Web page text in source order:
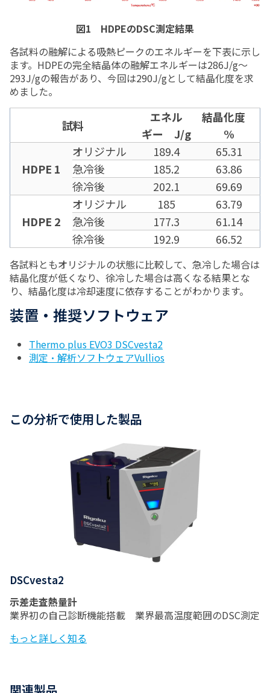
図1 HDPEのDSC測定結果
各試料の融解による吸熱ピークのエネルギーを下表に示し
ます。HDPEの完全結晶体の融解エネルギーは286J/g～
293J/gの報告があり、今回は290J/gとして結晶化度を求
めました。
試料
エネル
ギー J/g
結晶化度
%
HDPE 1
オリジナル 189.4
65.31
急冷後
185.2
63.86
徐冷後
202.1 69.69
HDPE 2
オリジナル 185
63.79
急冷後
177.3
61.14
徐冷後
192.9 66.52
各試料ともオリジナルの状態に比較して、急冷した場合は
結晶化度が低くなり、徐冷した場合は高くなる結果とな
り、結晶化度は冷却速度に依存することがわかります。
装置・推奨ソフトウェア
Thermo plus EVO3 DSCvesta2
測定・解析ソフトウェアVullios
この分析で使用した製品
DSCvesta2
示差走査熱量計
業界初の自己診断機能搭載 業界最高温度範囲のDSC測定
もっと詳しく知る
関連製品